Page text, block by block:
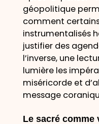
géopolitique
comment
instrumentalisés
justifier des
l’inverse, une
lumière les
miséricorde et
message
Le sacré comme